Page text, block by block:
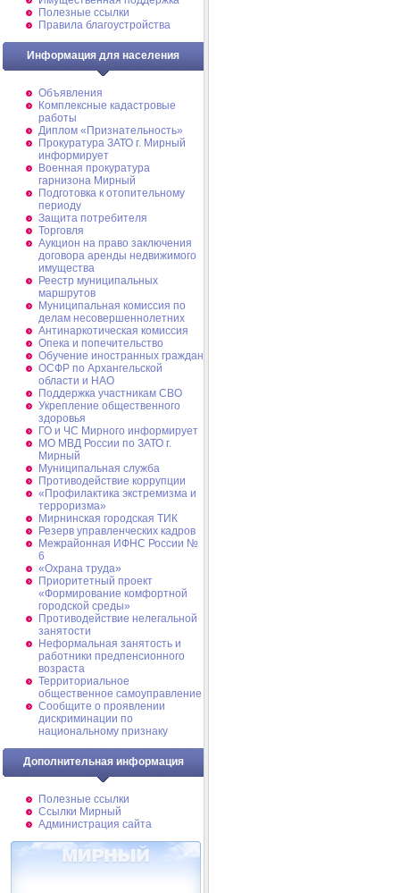
Полезные ссылки
Правила благоустройства
Информация для населения
Объявления
Комплексные кадастровые
работы
Диплом «Признательность»
Прокуратура ЗАТО г. Мирный
информирует
Военная прокуратура
гарнизона Мирный
Подготовка к отопительному
периоду
Защита потребителя
Торговля
Аукцион на право заключения
договора аренды недвижимого
имущества
Реестр муниципальных
маршрутов
Муниципальная комиссия по
делам несовершеннолетних
Антинаркотическая комиссия
Опека и попечительство
Обучение иностранных граждан
ОСФР по Архангельской
области и НАО
Поддержка участникам СВО
Укрепление общественного
здоровья
ГО и ЧС Мирного информирует
МО МВД России по ЗАТО г.
Мирный
Муниципальная cлужба
Противодействие коррупции
«Профилактика экстремизма и
терроризма»
Мирнинская городская ТИК
Резерв управленческих кадров
Межрайонная ИФНС России №
6
«Охрана труда»
Приоритетный проект
«Формирование комфортной
городской среды»
Противодействие нелегальной
занятости
Неформальная занятость и
работники предпенсионного
возраста
Территориальное
общественное самоуправление
Сообщите о проявлении
дискриминации по
национальному признаку
Дополнительная информация
Полезные ссылки
Ссылки Мирный
Администрация сайта